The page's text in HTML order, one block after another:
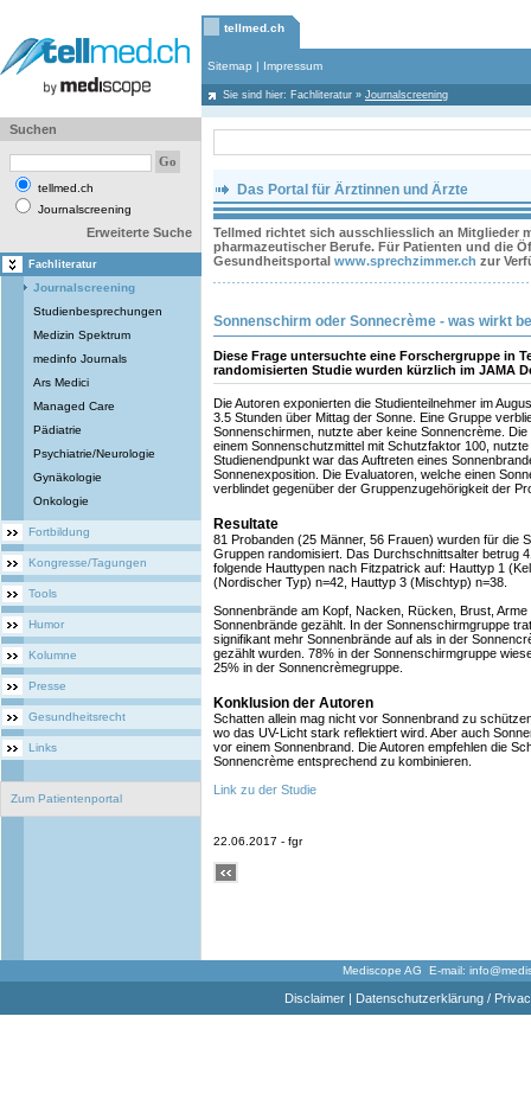
tellmed.ch
Sitemap | Impressum
Sie sind hier: Fachliteratur » Journalscreening
Suchen
tellmed.ch
Journalscreening
Erweiterte Suche
Fachliteratur
Journalscreening
Studienbesprechungen
Medizin Spektrum
medinfo Journals
Ars Medici
Managed Care
Pädiatrie
Psychiatrie/Neurologie
Gynäkologie
Onkologie
Fortbildung
Kongresse/Tagungen
Tools
Humor
Kolumne
Presse
Gesundheitsrecht
Links
Zum Patientenportal
Das Portal für Ärztinnen und Ärzte
Tellmed richtet sich ausschliesslich an Mitglieder
pharmazeutischer Berufe. Für Patienten und die
Gesundheitsportal www.sprechzimmer.ch zur
Sonnenschirm oder Sonnecrème - was wirkt
Diese Frage untersuchte eine Forschergruppe in
randomisierten Studie wurden kürzlich im JAMA
Die Autoren exponierten die Studienteilnehmer im
3.5 Stunden über Mittag der Sonne. Eine Gruppe
Sonnenschirmen, nutzte aber keine Sonnencrème.
einem Sonnenschutzmittel mit Schutzfaktor 100,
Studienendpunkt war das Auftreten eines
Sonnenexposition. Die Evaluatoren, welche einen
verblindet gegenüber der Gruppenzugehörigkeit der
Resultate
81 Probanden (25 Männer, 56 Frauen) wurden für die
Gruppen randomisiert. Das Durchschnittsalter betrug
folgende Hauttypen nach Fitzpatrick auf: Hauttyp 1
(Nordischer Typ) n=42, Hauttyp 3 (Mischtyp) n=38.
Sonnenbrände am Kopf, Nacken, Rücken, Brust,
Sonnenbrände gezählt. In der Sonnenschirmgruppe
signifikant mehr Sonnenbrände auf als in der
gezählt wurden. 78% in der Sonnenschirmgruppe
25% in der Sonnencrèmegruppe.
Konklusion der Autoren
Schatten allein mag nicht vor Sonnenbrand zu
wo das UV-Licht stark reflektiert wird. Aber auch
vor einem Sonnenbrand. Die Autoren empfehlen die
Sonnencrème entsprechend zu kombinieren.
Link zu der Studie
22.06.2017 - fgr
Mediscope AG E-mail:
Disclaimer| Datenschutzerklärung /